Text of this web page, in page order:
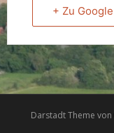
+ Zu
Darstadt Theme von